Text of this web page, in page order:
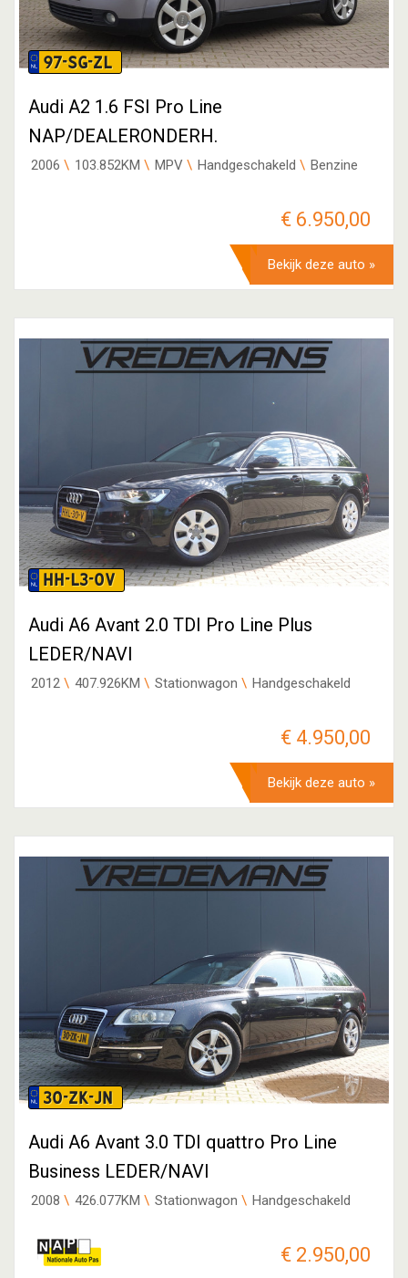
97-SG-ZL
Audi A2 1.6 FSI Pro Line
NAP/DEALERONDERH.
2006 103.852KM MPV Handgeschakeld Benzine
€ 6.950,00
Bekijk deze auto »
HH-L3-0V
Audi A6 Avant 2.0 TDI Pro Line Plus
LEDER/NAVI
2012 407.926KM Stationwagon Handgeschakeld
€ 4.950,00
Bekijk deze auto »
30-ZK-JN
Audi A6 Avant 3.0 TDI quattro Pro Line
Business LEDER/NAVI
2008 426.077KM Stationwagon Handgeschakeld
€ 2.950,00